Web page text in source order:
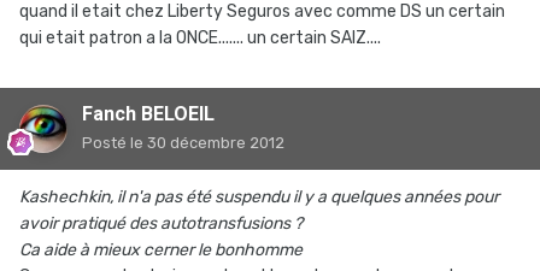
quand il etait chez Liberty Seguros avec comme DS un certain
qui etait patron a la ONCE....... un certain SAIZ....
Fanch BELOEIL
Posté le 30 décembre 2012
Kashechkin, il n'a pas été suspendu il y a quelques années pour
avoir pratiqué des autotransfusions ?
Ca aide à mieux cerner le bonhomme